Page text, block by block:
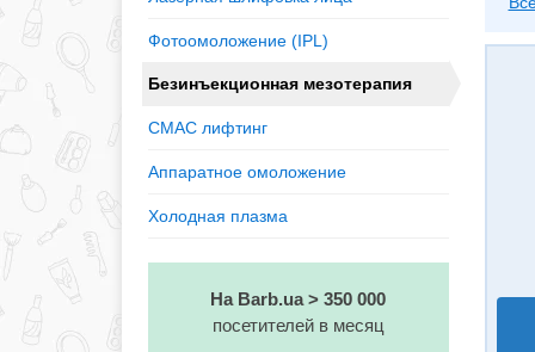
Фотоомоложение (IPL)
Безинъекционная мезотерапия
СМАС лифтинг
Аппаратное омоложение
Холодная плазма
На Barb.ua > 350 000
посетителей в месяц